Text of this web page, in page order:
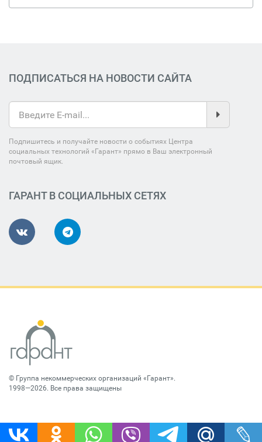
ПОДПИСАТЬСЯ НА НОВОСТИ САЙТА
Подпишитесь и получайте новости о событиях Центра
социальных технологий «Гарант» прямо в Ваш электронный
почтовый ящик.
ГАРАНТ В СОЦИАЛЬНЫХ СЕТЯХ
© Группа некоммерческих организаций «Гарант».
1998—2026. Все права защищены